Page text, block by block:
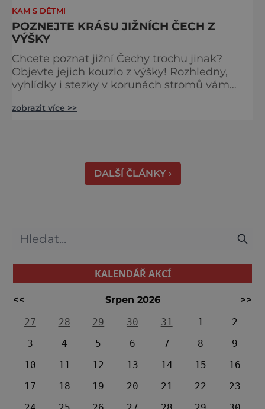
KAM S DĚTMI
POZNEJTE KRÁSU JIŽNÍCH ČECH Z
VÝŠKY
Chcete poznat jižní Čechy trochu jinak?
Objevte jejich kouzlo z výšky! Rozhledny,
vyhlídky i stezky v korunách stromů vám
města i Alpy v dálce. Ptačí pozorovatelna
zobrazit více >>
DALŠÍ ČLÁNKY ›
KALENDÁŘ AKCÍ
<< Srpen 2026
>>
27
28 29 30 31 1
2
3
4 5 6 7 8
9
10
11 12 13 14 15
16
17
18 19 20 21 22
23